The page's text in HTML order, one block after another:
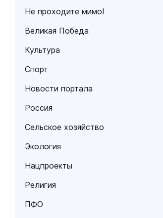
Не проходите мимо!
Великая Победа
Культура
Спорт
Новости портала
Россия
Сельское хозяйство
Экология
Нацпроекты
Религия
ПФО